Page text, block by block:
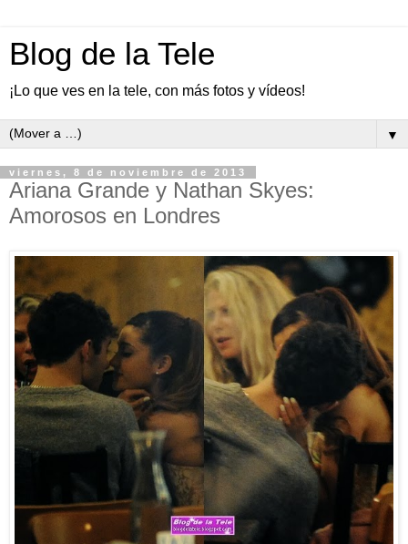
Blog de la Tele
¡Lo que ves en la tele, con más fotos y vídeos!
▼
viernes, 8 de noviembre de 2013
Ariana Grande y Nathan Skyes:
Amorosos en Londres